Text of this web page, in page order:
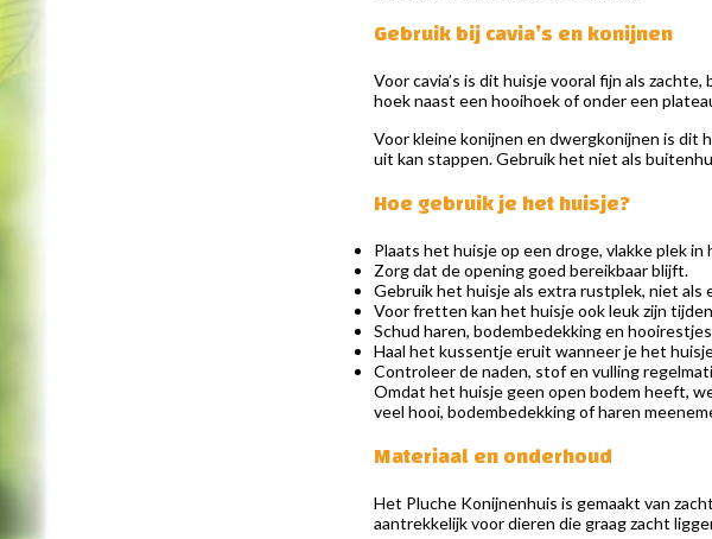
Gebruik bij cavia’s en konijnen
Voor cavia’s is dit huisje vooral fijn als
hoek naast een hooihoek of onder een
Voor kleine konijnen en dwergkonijnen is dit
uit kan stappen. Gebruik het niet als
Hoe gebruik je het huisje?
Plaats het huisje op een droge, vlakke plek
Zorg dat de opening goed bereikbaar blijft.
Gebruik het huisje als extra rustplek, niet als
Voor fretten kan het huisje ook leuk zijn
Schud haren, bodembedekking en
Haal het kussentje eruit wanneer je het
Controleer de naden, stof en vulling
Omdat het huisje geen open bodem heeft,
veel hooi, bodembedekking of haren
Materiaal en onderhoud
Het Pluche Konijnenhuis is gemaakt van
aantrekkelijk voor dieren die graag zacht